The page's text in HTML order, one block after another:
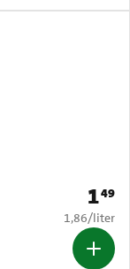
Prijs:
149
€ 1,86 per
1,86/liter